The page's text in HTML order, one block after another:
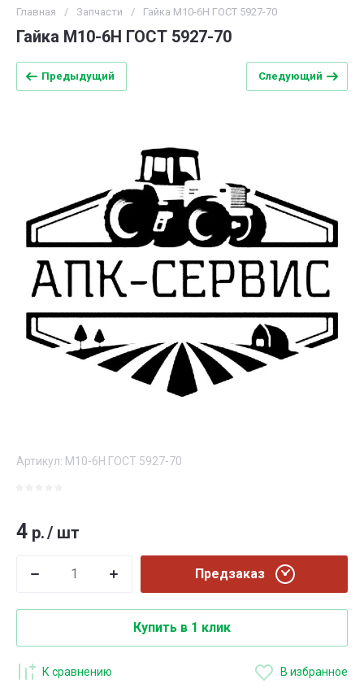
Главная / Запчасти / Гайка M10-6H ГОСТ 5927-70
Гайка M10-6H ГОСТ 5927-70
Предыдущий Следующий
Артикул: M10-6H ГОСТ 5927-70
4 р./ шт
Предзаказ
Купить в 1 клик
К сравнению В избранное